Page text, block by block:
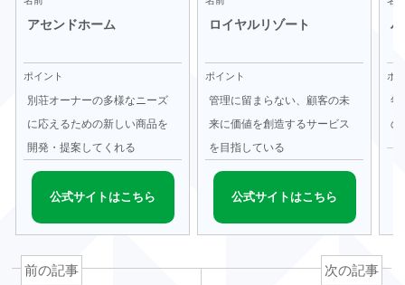
アセンドホーム
ポイント
別荘オーナーの多様なニーズ
に応えるための新しい商品を
開発・提案してくれる
公式サイトはこちら
ロイヤルリゾート
ポイント
管理に留まらない、顧客の未
来に価値を創造するサービス
を目指している
公式サイトはこちら
ポ
年
の
前の記事 次の記事